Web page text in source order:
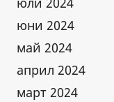
юни 2024
май 2024
април 2024
март 2024